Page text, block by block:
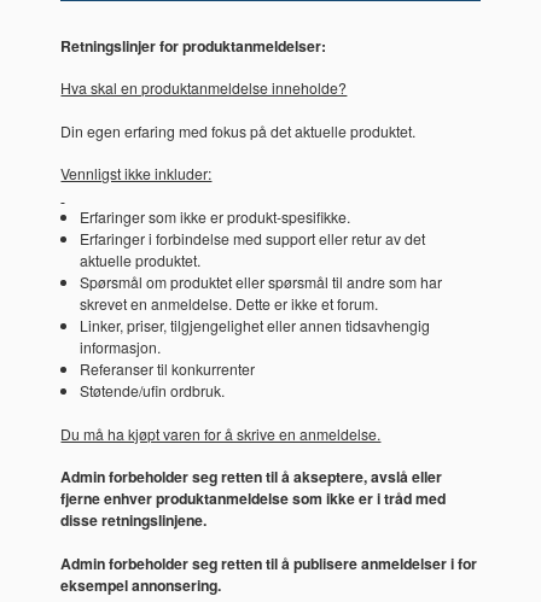
Retningslinjer for produktanmeldelser:
Hva skal en produktanmeldelse inneholde?
Din egen erfaring med fokus på det aktuelle produktet.
Vennligst ikke inkluder:
Erfaringer som ikke er produkt-spesifikke.
Erfaringer i forbindelse med support eller retur av det
aktuelle produktet.
Spørsmål om produktet eller spørsmål til andre som har
skrevet en anmeldelse. Dette er ikke et forum.
Linker, priser, tilgjengelighet eller annen tidsavhengig
informasjon.
Referanser til konkurrenter
Støtende/ufin ordbruk.
Du må ha kjøpt varen for å skrive en anmeldelse.
Admin forbeholder seg retten til å akseptere, avslå eller
fjerne enhver produktanmeldelse som ikke er i tråd med
disse retningslinjene.
Admin forbeholder seg retten til å publisere anmeldelser i for
eksempel annonsering.